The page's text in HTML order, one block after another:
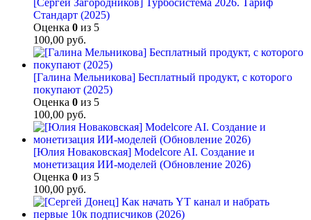
[Сергей Загородников] Турбосистема 2026. Тариф
Стандарт (2025)
Оценка 0 из 5
100,00 руб.
[Галина Мельникова] Бесплатный продукт, с которого
покупают (2025)
Оценка 0 из 5
100,00 руб.
[Юлия Новаковская] Modelcore AI. Создание и
монетизация ИИ-моделей (Обновление 2026)
Оценка 0 из 5
100,00 руб.